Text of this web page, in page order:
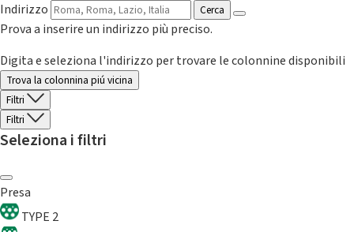
Indirizzo
Cerca
Prova a inserire un indirizzo più preciso.
Digita e seleziona l'indirizzo per trovare le colonnine disponibili
Trova la colonnina piú vicina
Filtri
Filtri
Seleziona i filtri
Presa
TYPE 2